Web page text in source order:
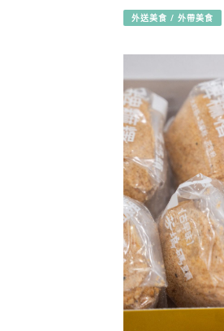
外送美食 / 外帶美食